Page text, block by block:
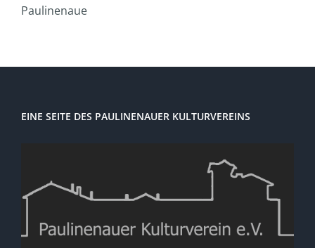
Paulinenaue
EINE SEITE DES PAULINENAUER KULTURVEREINS